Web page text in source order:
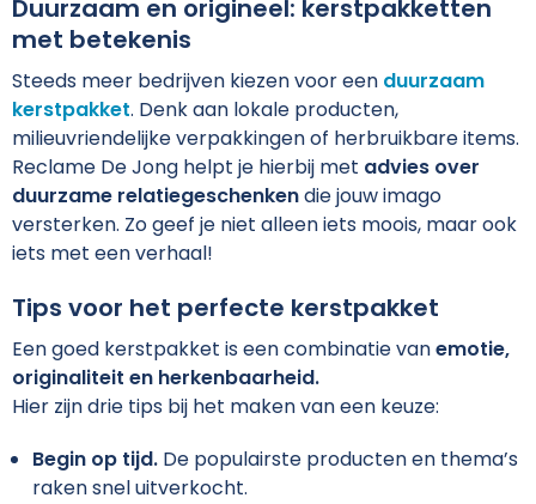
Sporttassen
Strandtassen
Toilettassen
Waterdichte tassen
Trolleys
Tablettassen
Goodiebags
Werkkleding sets
Schoenen
Reflecterende vesten
Gilets
Gereedschap
Schorten en Sloven
Hygiëne en Persoonlijke verzorging
Duurzaam en origineel: kerstpakketten
met betekenis
Steeds meer bedrijven kiezen voor een duurzaam
kerstpakket. Denk aan lokale producten,
milieuvriendelijke verpakkingen of herbruikbare items.
Reclame De Jong helpt je hierbij met advies over
duurzame relatiegeschenkendie jouw imago
versterken. Zo geef je niet alleen iets moois, maar ook
iets met een verhaal!
Tips voor het perfecte kerstpakket
Een goed kerstpakket is een combinatie vanemotie,
originaliteit en herkenbaarheid.
Hier zijn drie tips bij het maken van een keuze:
Begin op tijd. De populairste producten en thema’s
raken snel uitverkocht.